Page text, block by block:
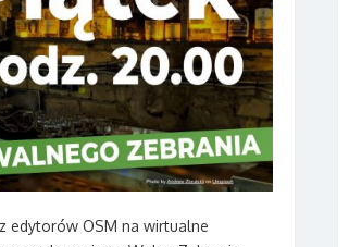
edytorów OSM na wirtualne